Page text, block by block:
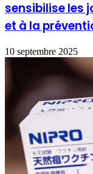
sensibilise les
et à la
10 septembre 2025